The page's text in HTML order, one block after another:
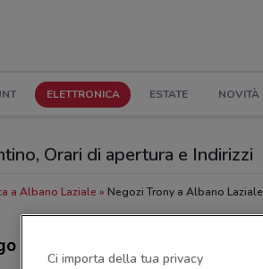
ELETTRONICA ESTATE NOVITÀ
Orari di apertura e Indirizzi
a Albano Laziale Negozi Trony a Albano Laziale
Trony
Ci importa della tua privacy